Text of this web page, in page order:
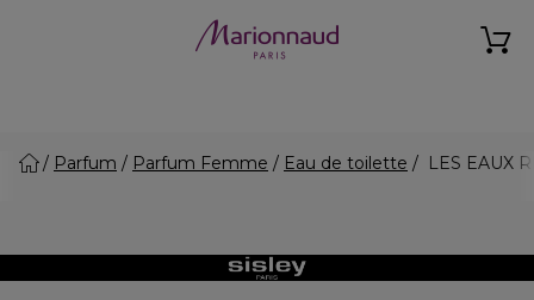
Parfum Parfum Femme Eau de toilette LES EAUX